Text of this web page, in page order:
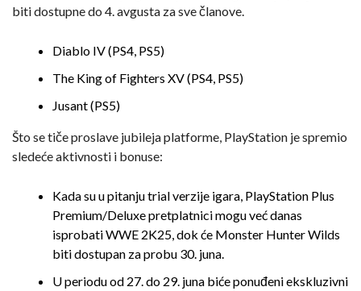
biti dostupne do 4. avgusta za sve članove.
Diablo IV (PS4, PS5)
The King of Fighters XV (PS4, PS5)
Jusant (PS5)
Što se tiče proslave jubileja platforme, PlayStation je spremio
sledeće aktivnosti i bonuse:
Kada su u pitanju trial verzije igara, PlayStation Plus
Premium/Deluxe pretplatnici mogu već danas
isprobati WWE 2K25, dok će Monster Hunter Wilds
biti dostupan za probu 30. juna.
U periodu od 27. do 29. juna biće ponuđeni ekskluzivni